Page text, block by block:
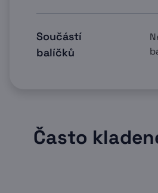
Součástí
balíčků
Často